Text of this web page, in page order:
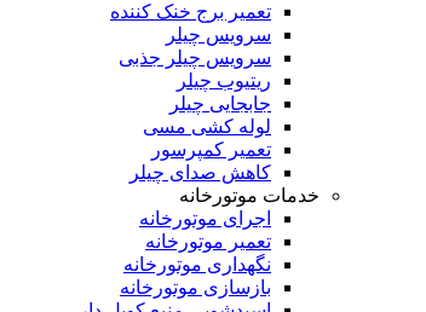
تعمیر برج خنک کننده
سرویس چیلر
سرویس چیلر جذبی
ریتیوب چیلر
جابجایی چیلر
لوله کشی مسی
تعمیر کمپرسور
کاهش صدای چیلر
خدمات موتورخانه
اجرای موتورخانه
تعمیر موتورخانه
نگهداری موتورخانه
بازسازی موتورخانه